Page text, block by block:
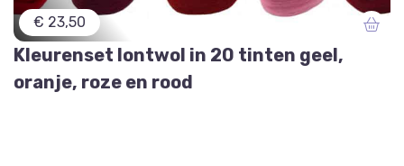
€ 23,50
Kleurenset lontwol in 20 tinten geel,
oranje, roze en rood